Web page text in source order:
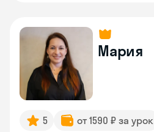
Мария
5 от 1590 ₽ за урок